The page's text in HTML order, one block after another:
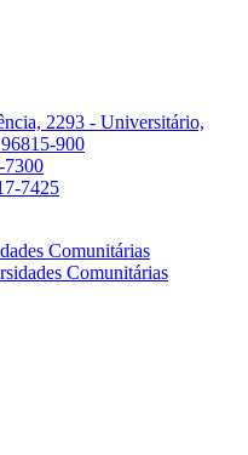
2293 - Universitário,
900
7300
7425